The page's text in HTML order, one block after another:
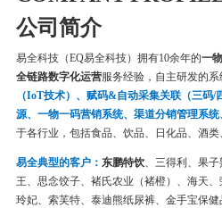
公司简介
易全科技（EQ易全科技）拥有10余年的一
全链路数字化运营服务经验，自主研发的系
（IoT技术）、赋码&自动采集关联（三码
源、一物一码营销系统、渠道分销管理系
于各行业，包括食品、饮品、日化品、酒类
易全典型的客户： 东鹏特饮、三得利、果子
王、思念饺子、 褚氏农业（褚橙）、 海天、
玲妃、索芙特、泰迪熊纸尿裤、金手宝保健